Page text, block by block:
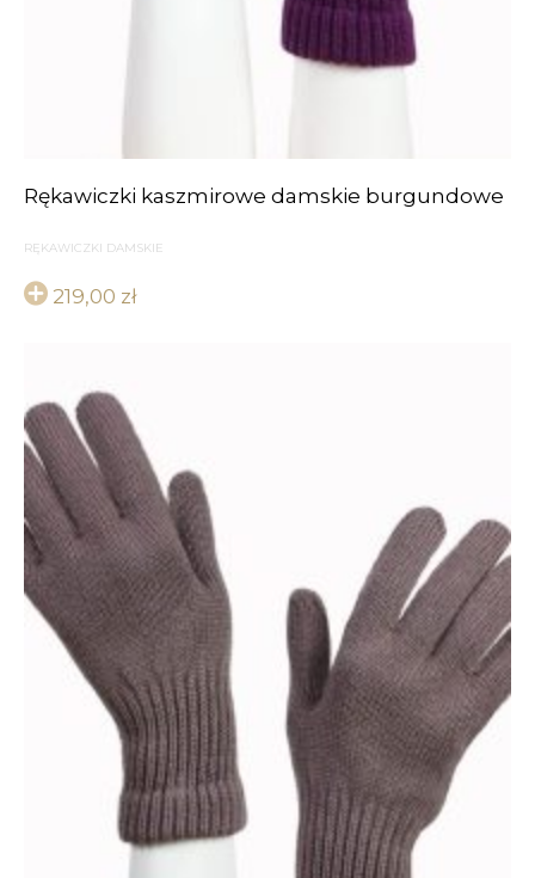
Rękawiczki kaszmirowe damskie burgundowe
RĘKAWICZKI DAMSKIE
219,00 zł